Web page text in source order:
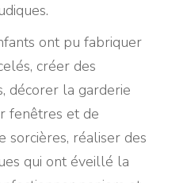
ont pu fabriquer
créer des
décorer la garderie
fenêtres et de
sorcières, réaliser des
qui ont éveillé la